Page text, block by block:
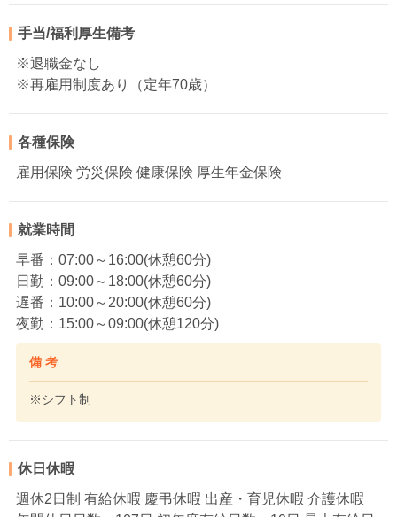
手当/福利厚生備考
※退職金なし
※再雇用制度あり（定年70歳）
各種保険
雇用保険 労災保険 健康保険 厚生年金保険
就業時間
早番：07:00～16:00(休憩60分)
日勤：09:00～18:00(休憩60分)
遅番：10:00～20:00(休憩60分)
夜勤：15:00～09:00(休憩120分)
備 考
※シフト制
休日休暇
週休2日制 有給休暇 慶弔休暇 出産・育児休暇 介護休暇